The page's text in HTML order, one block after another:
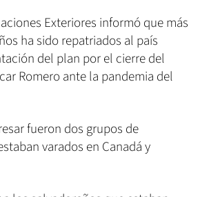
Exteriores informó que más
ha sido repatriados al país
del plan por el cierre del
Romero ante la pandemia del
fueron dos grupos de
varados en Canadá y